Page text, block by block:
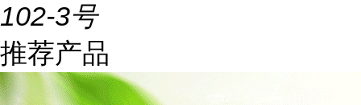
102-3号
推荐产品